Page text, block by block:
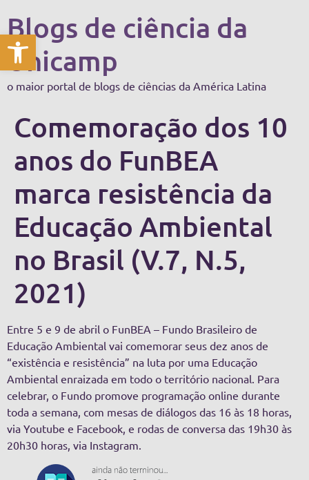
Abrir a barra de ferramentas
Blogs de ciência da
Unicamp
o maior portal de blogs de ciências da América Latina
Comemoração dos 10
anos do FunBEA
marca resistência da
Educação Ambiental
no Brasil (V.7, N.5,
2021)
Entre 5 e 9 de abril o FunBEA – Fundo Brasileiro de
Educação Ambiental vai comemorar seus dez anos de
“existência e resistência” na luta por uma Educação
Ambiental enraizada em todo o território nacional. Para
celebrar, o Fundo promove programação online durante
toda a semana, com mesas de diálogos das 16 às 18 horas,
via Youtube e Facebook, e rodas de conversa das 19h30 às
20h30 horas, via Instagram.